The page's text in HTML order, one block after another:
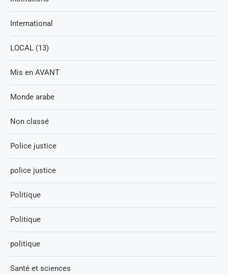
International
LOCAL (13)
Mis en AVANT
Monde arabe
Non classé
Police justice
police justice
Politique
Politique
politique
Santé et sciences